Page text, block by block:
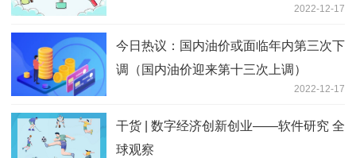
2022-12-17
今日热议：国内油价或面临年内第三次下
调（国内油价迎来第十三次上调）
2022-12-17
干货 | 数字经济创新创业——软件研究 全
球观察